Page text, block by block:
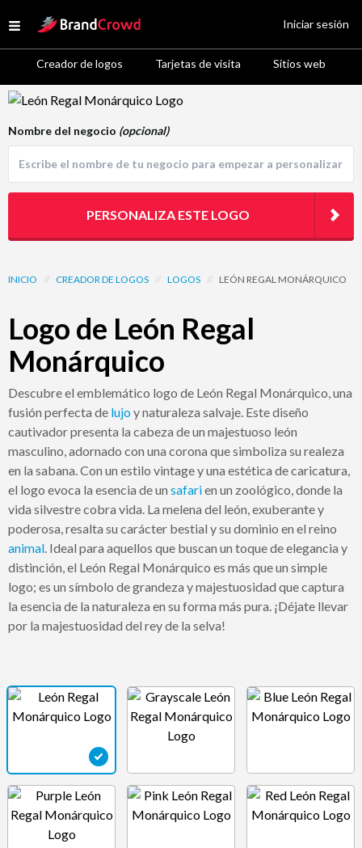
Open menu
Site Logo
Creador de logos Tarjetas de visita Sitios web
Iniciar sesión
Logo Template Preview
INICIO // CREADOR DE LOGOS // LOGOS // LEÓN REGAL MONÁRQUICO
Logo de León Regal
Monárquico
Descubre el emblemático logo de León Regal Monárquico, una
fusión perfecta de lujoy naturaleza salvaje. Este diseño
cautivador presenta la cabeza de un majestuoso león
masculino, adornado con una corona que simboliza su realeza
en la sabana. Con un estilo vintage y una estética de caricatura,
el logo evoca la esencia de un safarien un zoológico, donde la
vida silvestre cobra vida. La melena del león, exuberante y
poderosa, resalta su carácter bestial y su dominio en el reino
animal. Ideal para aquellos que buscan un toque de elegancia y
distinción, el León Regal Monárquico es más que un simple
logo; es un símbolo de grandeza y majestuosidad que captura
la esencia de la naturaleza en su forma más pura. ¡Déjate llevar
por la majestuosidad del rey de la selva!
Nombre del negocio (opcional)
PERSONALIZA ESTE LOGO